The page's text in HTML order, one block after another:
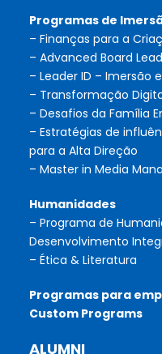
Programas de
– Finanças para a
– Advanced Board
– Leader ID – Imersão
– Transformação
– Desafios da Família
– Estratégias de
para a Alta Direção
– Master in Media
Humanidades
– Programa de
Desenvolvimento
– Ética & Literatura
Programas para
Custom Programs
ALUMNI